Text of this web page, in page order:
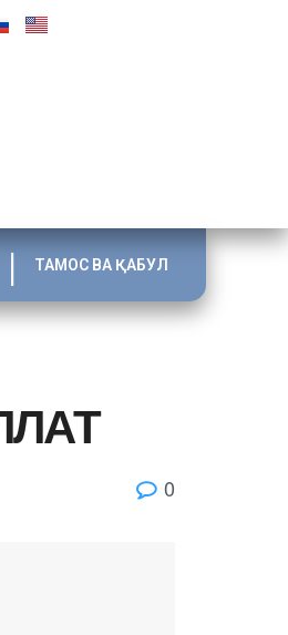
ТАМОС ВА ҚАБУЛ
0